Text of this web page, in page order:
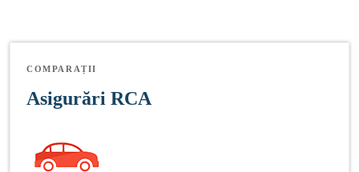
COMPARAȚII
Asigurări RCA